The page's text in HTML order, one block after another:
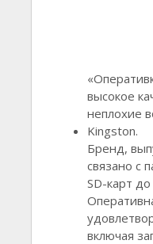
высокое
неплохие
Kingston.
Бренд,
связано с
SD-карт
включая